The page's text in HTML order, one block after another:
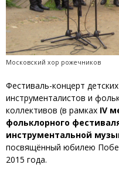
Московский хор рожечников
Фестиваль-концерт
инструменталистов и
коллективов (в рамках IV
фольклорного
инструментальной
посвящённый юбилею
2015 года.